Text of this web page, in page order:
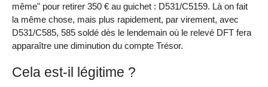
même" pour retirer 350 € au guichet : D531/C5159. Là on fait
la même chose, mais plus rapidement, par virement, avec
D531/C585, 585 soldé dès le lendemain où le relevé DFT fera
apparaître une diminution du compte Trésor.
Cela est-il légitime ?